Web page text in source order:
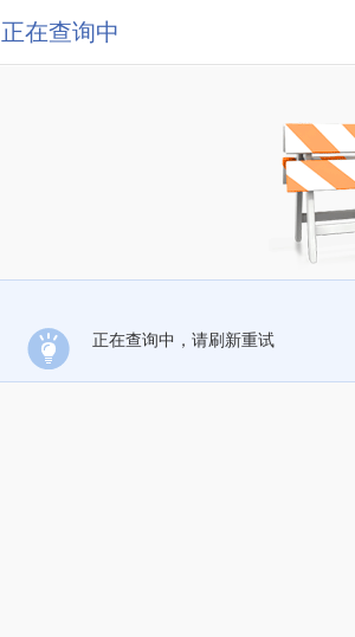
正在查询中
正在查询中，请刷新重试